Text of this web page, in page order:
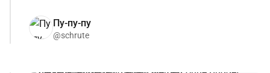
Пу-пу-пу
@schrute